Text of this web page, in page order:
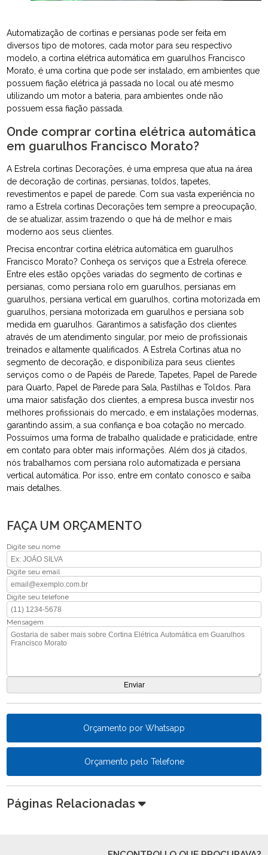
Automatização de cortinas e persianas pode ser feita em
diversos tipo de motores, cada motor para seu respectivo
modelo, a cortina elétrica automática em guarulhos Francisco
Morato, é uma cortina que pode ser instalado, em ambientes que
possuem fiação elétrica já passada no local ou até mesmo
utilizando um motor a bateria, para ambientes onde não
possuem essa fiação passada.
Onde comprar cortina elétrica automática
em guarulhos Francisco Morato?
A Estrela cortinas Decorações, é uma empresa que atua na área
de decoração de cortinas, persianas, toldos, tapetes,
revestimentos e papel de parede. Com sua vasta experiência no
ramo a Estrela cortinas Decorações tem sempre a preocupação,
de se atualizar, assim trazendo o que há de melhor e mais
moderno aos seus clientes.
Precisa encontrar cortina elétrica automática em guarulhos
Francisco Morato? Conheça os serviços que a Estrela oferece.
Entre eles estão opções variadas do segmento de cortinas e
persianas, como persiana rolo em guarulhos, persianas em
guarulhos, persiana vertical em guarulhos, cortina motorizada em
guarulhos, persiana motorizada em guarulhos e persiana sob
medida em guarulhos. Garantimos a satisfação dos clientes
através de um atendimento singular, por meio de profissionais
treinados e altamente qualificados. A Estrela Cortinas atua no
segmento de decoração, e disponibiliza para seus clientes
serviços como o de Papéis de Parede, Tapetes, Papel de Parede
para Quarto, Papel de Parede para Sala, Pastilhas e Toldos. Para
uma maior satisfação dos clientes, a empresa busca investir nos
melhores profissionais do mercado, e em instalações modernas,
garantindo assim, a sua confiança e boa cotação no mercado.
Possuímos uma forma de trabalho qualidade e praticidade, entre
em contato para obter mais informações. Além dos já citados,
nós trabalhamos com persiana rolo automatizada e persiana
vertical automática. Por isso, entre em contato conosco e saiba
mais detalhes.
FAÇA UM ORÇAMENTO
Digite seu nome
Digite seu email
Digite seu telefone
Mensagem
Orçamento por Whatsapp
Orçamento pelo Telefone
Páginas Relacionadas